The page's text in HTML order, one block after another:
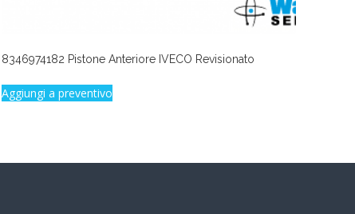
8346974182 Pistone Anteriore IVECO Revisionato
Aggiungi a preventivo